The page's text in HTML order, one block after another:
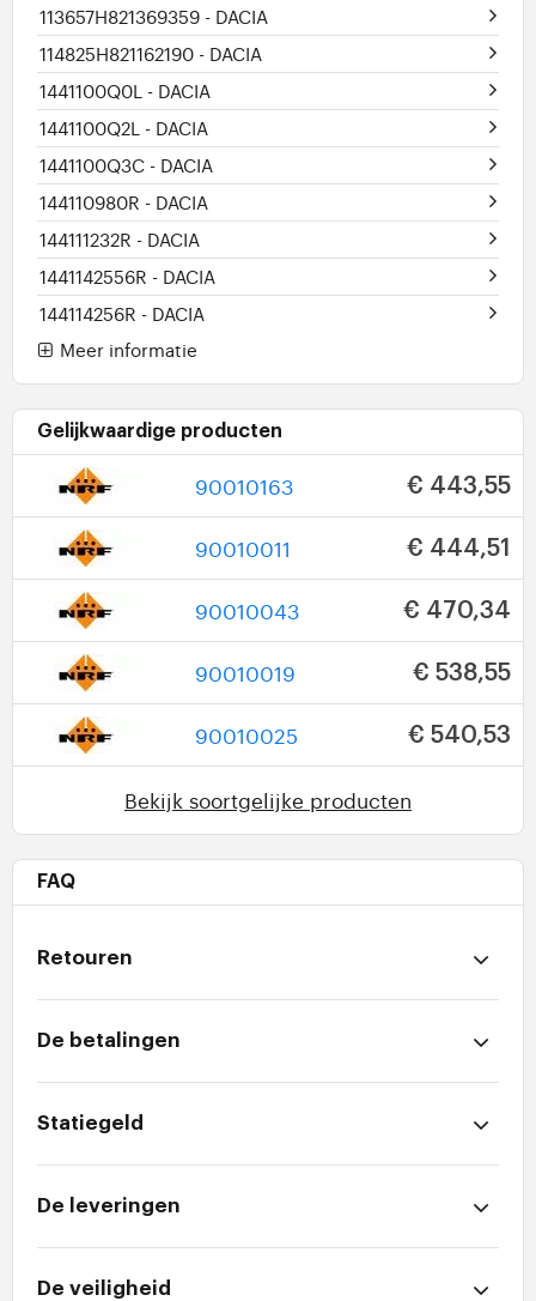
113657H821369359 - DACIA
114825H821162190 - DACIA
1441100Q0L - DACIA
1441100Q2L - DACIA
1441100Q3C - DACIA
144110980R - DACIA
144111232R - DACIA
1441142556R - DACIA
144114256R - DACIA
Meer informatie
Gelijkwaardige producten
90010163 € 443,55
90010011 € 444,51
90010043 € 470,34
90010019 € 538,55
90010025 € 540,53
Bekijk soortgelijke producten
FAQ
Retouren
De betalingen
Statiegeld
De leveringen
De veiligheid